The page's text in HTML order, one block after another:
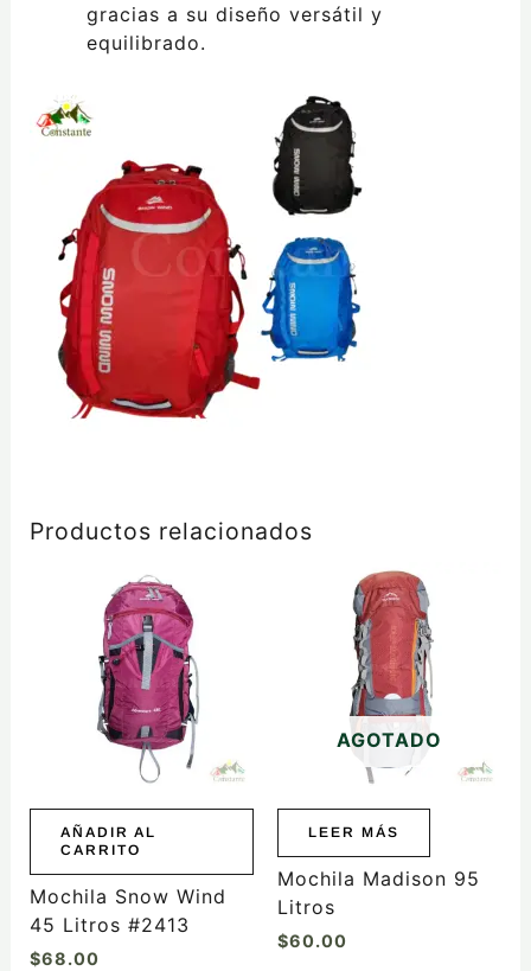
gracias a su diseño versátil y
equilibrado.
Productos relacionados
AÑADIR AL
CARRITO
Mochila Snow Wind
45 Litros #2413
$68.00
AGOTADO
LEER MÁS
Mochila Madison 95
Litros
$60.00